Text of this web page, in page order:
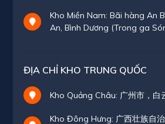
Kho Miền Nam: Bãi hàng An
An, Bình Dương (Trong ga
ĐỊA CHỈ KHO TRUNG QUỐC
Kho Quảng Châu: 广州市，白
Kho Đông Hưng: 广西壮族自